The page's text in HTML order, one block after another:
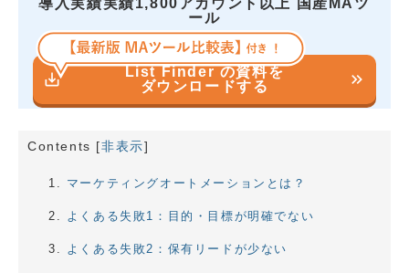
導入実績実績1,800アカウント以上 国産MAツ
ール
save_alt
List Finder の資料を
ダウンロードする
keyboard_double_arrow_right
Contents [非表示]
マーケティングオートメーションとは？
よくある失敗1：目的・目標が明確でない
よくある失敗2：保有リードが少ない